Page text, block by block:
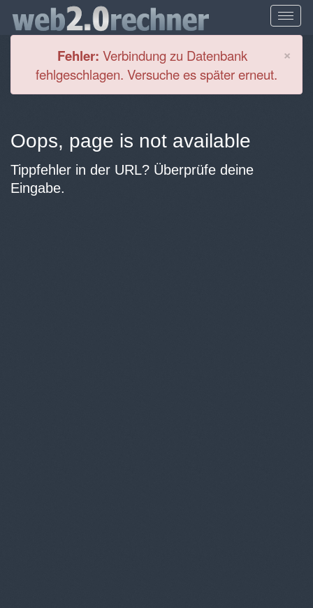
×
Fehler: Verbindung zu Datenbank
fehlgeschlagen. Versuche es später erneut.
Oops, page is not available
Tippfehler in der URL? Überprüfe deine
Eingabe.